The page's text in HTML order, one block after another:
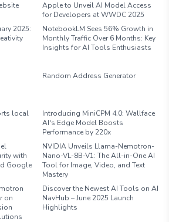
Apple to Unveil AI Model Access
for Developers at WWDC 2025
2025:
NotebookLM Sees 56% Growth in
Monthly Traffic Over 6 Months: Key
Insights for AI Tools Enthusiasts
Random Address Generator
local
Introducing MiniCPM 4.0: Wallface
AI's Edge Model Boosts
Performance by 220x
with
Google
NVIDIA Unveils Llama-Nemotron-
Nano-VL-8B-V1: The All-in-One AI
Tool for Image, Video, and Text
Mastery
on
Discover the Newest AI Tools on AI
NavHub – June 2025 Launch
Highlights